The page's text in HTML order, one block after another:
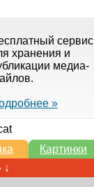
сервис
хранения и
медиа-
»
Картинки
↓